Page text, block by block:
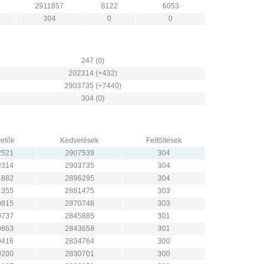
2911857 8122
6053
304 0 0
247 (0)
202314 (+432)
2903735 (+7440)
304 (0)
Kedvelések
Feltöltések
2907539
304
2903735
304
2896295
304
2881475
303
2870748
303
2845885
301
2843658
301
2834764
300
2830701
300